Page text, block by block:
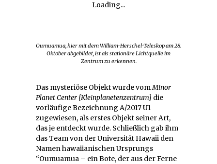
Loading...
Oumuamua, hier mit dem William-Herschel-Teleskop am 28.
Oktober abgebildet, ist als stationäre Lichtquelle im
Zentrum zu erkennen.
Das mysteriöse Objekt wurde vomMinor
Planet Center [Kleinplanetenzentrum] die
vorläufige Bezeichnung A/2017 U1
zugewiesen, als erstes Objekt seiner Art,
das je entdeckt wurde. Schließlich gab ihm
das Team von der Universität Hawaii den
Namen hawaiianischen Ursprungs
“Oumuamua – ein Bote, der aus der Ferne